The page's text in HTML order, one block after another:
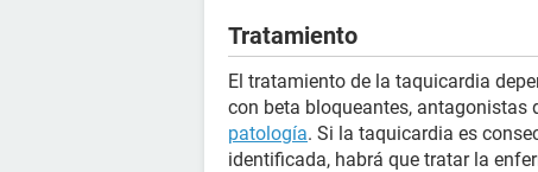
Tratamiento
El tratamiento de la taquicardia
con beta bloqueantes,
patología. Si la taquicardia es
identificada, habrá que tratar la